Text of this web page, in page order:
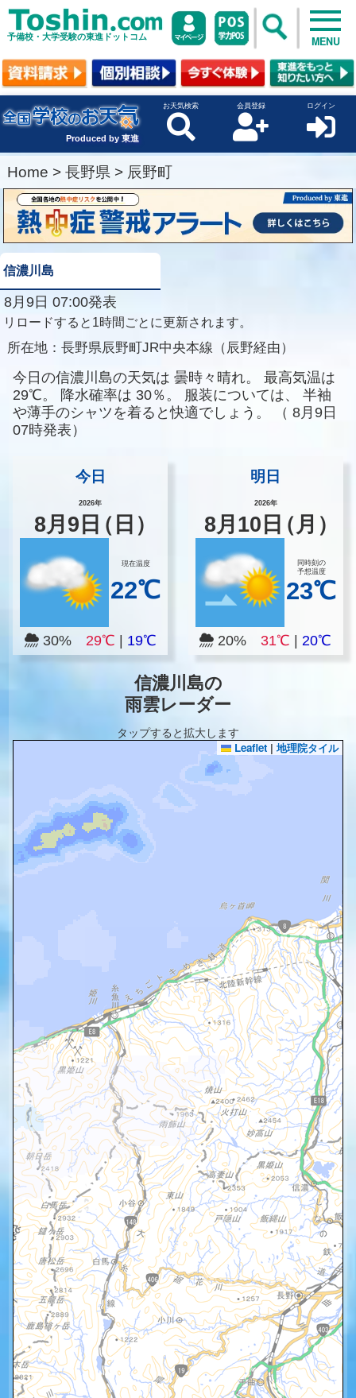
予備校・大学受験の東進ドットコム MENU
Produced by 東進
お天気検索 会員登録 ログイン
Home > 長野県 > 辰野町
信濃川島
8月9日 07:00発表
リロードすると1時間ごとに更新されます。
所在地： 長野県辰野町JR中央本線（辰野経由）
今日の信濃川島の天気は 曇時々晴れ。
最高気温は
29℃。
降水確率は 30％。 服装については、
半袖
や薄手のシャツを着ると快適でしょう。
（ 8月9日
07時発表）
今日
2026年
8月 9 日（日）
現在温度
22℃
30% 29℃ 19℃
明日
2026年
8月 10 日（月）
同時刻の
予想温度
23℃
20% 31℃ |20℃
信濃川島の
雨雲レーダー
タップすると拡大します
Leaflet | 地理院タイル